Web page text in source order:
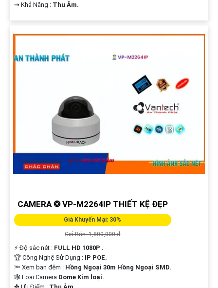
️⇝ Khả Năng : Thu Âm.
CAMERA ❂ VP-M2264IP THIẾT KỆ ĐẸP
Giá Khuyến Mại: 30%
Giá Bán: 1,800,000 ₫
️⚡ Độ sắc nét : FULL HD 1080P .
🏆 Công Nghệ Sử Dụng : IP POE.
🔦 Xem ban đêm : Hồng Ngoại 30m Hồng Ngoại SMD.
🕸️ Loại Camera Dome Kim loại.